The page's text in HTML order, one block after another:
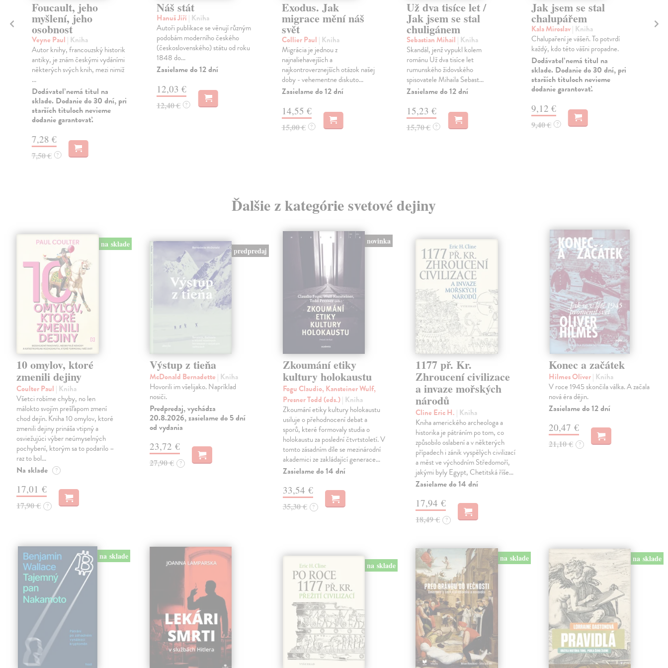
Foucault, jeho
myšlení, jeho
osobnost
Veyne Paul | Kniha
Autor knihy, francouzský historik
antiky, je znám českými vydáními
některých svých knih, mezi nimiž
...
Dodávateľ nemá titul na
sklade. Dodanie do 30 dní, pri
starších tituloch nevieme
dodanie garantovať.
7,28 €
7,50 € ?
Náš stát
Hanuš Jiří | Kniha
Autoři publikace se věnují různým
podobám moderního českého
(československého) státu od roku
1848 do...
Zasielame do 12 dní
12,03 €
12,40 € ?
Exodus. Jak
migrace mění náš
svět
Collier Paul | Kniha
Migrácia je jednou z
najnaliehavejších a
najkontroverznejších otázok našej
doby - vehementne diskuto...
Zasielame do 12 dní
14,55 €
15,00 € ?
Už dva tisíce let /
Jak jsem se stal
chuligánem
Sebastian Mihail | Kniha
Skandál, jenž vypukl kolem
románu Už dva tisíce let
rumunského židovského
spisovatele Mihaila Sebast...
Zasielame do 12 dní
15,23 €
15,70 € ?
Jak jsem se stal
chalupářem
Kala Miroslav| Kniha
Chalupaření je vášeň. To potvrdí
každý, kdo této vášni propadne.
Dodávateľ nemá titul na
sklade. Dodanie do 30 dní, pri
starších tituloch nevieme
dodanie garantovať.
9,12 €
9,40 € ?
Ďalšie z kategórie svetové dejiny
na sklade
10 omylov, ktoré
zmenili dejiny
Coulter Paul | Kniha
Všetci robíme chyby, no len
málokto svojím prešľapom zmení
chod dejín. Kniha 10 omylov, ktoré
zmenili dejiny prináša vtipný a
osviežujúci výber neúmyselných
pochybení, ktorým sa to podarilo –
raz to bol…
Na sklade ?
17,01 €
17,90 € ?
predpredaj
Výstup z tieňa
McDonald Bernadette | Kniha
Hovorili im všelijako. Napríklad
nosiči.
Predpredaj, vychádza
20.8.2026, zasielame do 5 dní
od vydania
23,72 €
27,90 € ?
novinka
Zkoumání etiky
kultury holokaustu
Fogu Claudio, Kansteiner Wulf,
Presner Todd (eds.)| Kniha
Zkoumání etiky kultury holokaustu
usiluje o přehodnocení debat a
sporů, které formovaly studia o
holokaustu za poslední čtvrtstoletí. V
tomto zásadním díle se mezinárodní
akademici ze zakládající generace…
Zasielame do 14 dní
33,54 €
35,30 € ?
1177 př. Kr.
Zhroucení civilizace
a invaze mořských
národů
Cline Eric H. | Kniha
Kniha amerického archeologa a
historika je pátráním po tom, co
způsobilo oslabení a v některých
případech i zánik vyspělých civilizací
a měst ve východním Středomoří,
jakými byly Egypt, Chetitská říše…
Zasielame do 14 dní
17,94 €
18,49 € ?
Konec a začátek
Hilmes Oliver| Kniha
V roce 1945 skončila válka. A začala
nová éra dějin.
Zasielame do 12 dní
20,47 €
21,10 € ?
na sklade
na sklade
na sklade na sklade